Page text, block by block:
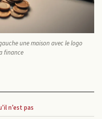
une maison avec le logo
finance
n’est pas